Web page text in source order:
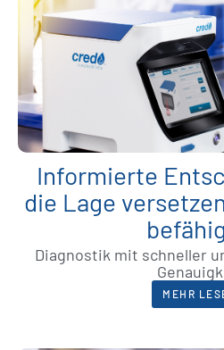
Informierte
die Lage
Diagnostik mit schneller
MEHR